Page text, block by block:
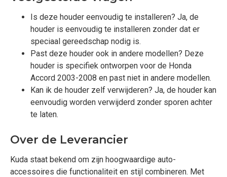
Is deze houder eenvoudig te installeren? Ja, de
houder is eenvoudig te installeren zonder dat er
speciaal gereedschap nodig is.
Past deze houder ook in andere modellen? Deze
houder is specifiek ontworpen voor de Honda
Accord 2003-2008 en past niet in andere modellen.
Kan ik de houder zelf verwijderen? Ja, de houder kan
eenvoudig worden verwijderd zonder sporen achter
te laten.
Over de Leverancier
Kuda staat bekend om zijn hoogwaardige auto-
accessoires die functionaliteit en stijl combineren. Met